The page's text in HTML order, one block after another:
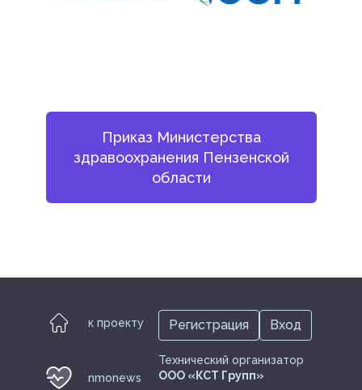
Приказ Министерства
здравоохранения Пензенской
области
к проекту
nmonews
Технический организатор
ООО «КСТ Групп»
Регистрация Вход